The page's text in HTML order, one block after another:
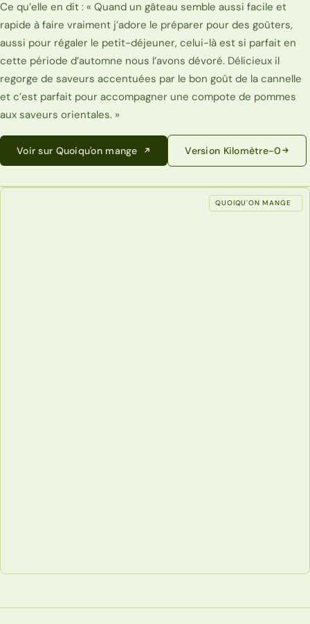
Ce qu’elle en dit : « Quand un gâteau semble aussi facile et
rapide à faire vraiment j’adore le préparer pour des goûters,
aussi pour régaler le petit-déjeuner, celui-là est si parfait en
cette période d’automne nous l’avons dévoré. Délicieux il
regorge de saveurs accentuées par le bon goût de la cannelle
et c’est parfait pour accompagner une compote de pommes
aux saveurs orientales. »
Voir sur Quoiqu'on mange Version Kilomètre-0
QUOIQU'ON MANGE